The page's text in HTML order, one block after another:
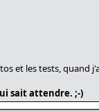
et les tests, quand
sait attendre. ;-)